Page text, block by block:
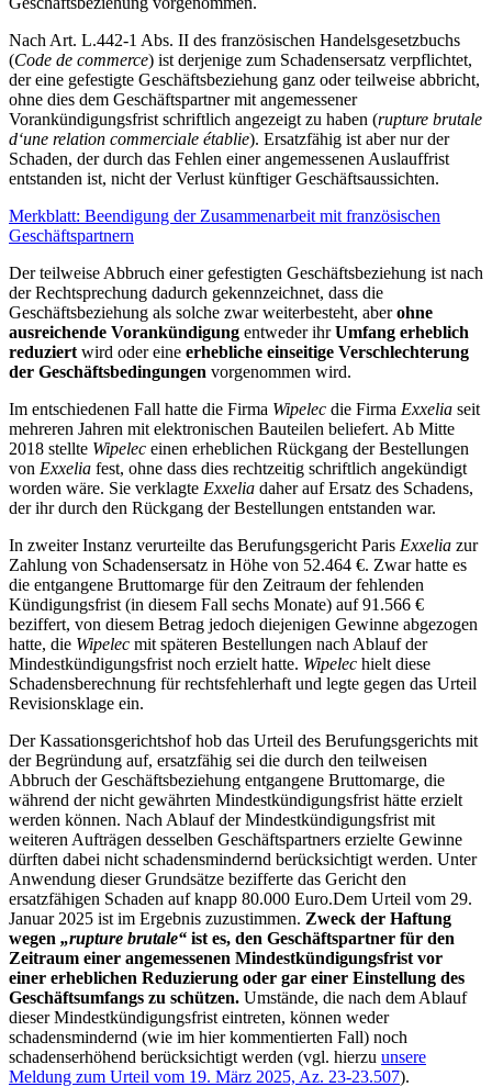
Nach Art. L.442-1 Abs. II des französischen Handelsgesetzbuchs
(Code de commerce) ist derjenige zum Schadensersatz verpflichtet,
der eine gefestigte Geschäftsbeziehung ganz oder teilweise abbricht,
ohne dies dem Geschäftspartner mit angemessener
Vorankündigungsfrist schriftlich angezeigt zu haben (rupture brutale
d‘une relation commerciale établie). Ersatzfähig ist aber nur der
Schaden, der durch das Fehlen einer angemessenen Auslauffrist
entstanden ist, nicht der Verlust künftiger Geschäftsaussichten.
Merkblatt: Beendigung der Zusammenarbeit mit französischen
Geschäftspartnern
Derteilweise Abbruch einer gefestigten Geschäftsbeziehung ist nach
der Rechtsprechung dadurch gekennzeichnet, dass die
Geschäftsbeziehung als solche zwar weiterbesteht, aberohne
ausreichende Vorankündigung entweder ihrUmfang erheblich
reduziert wird oder eine erhebliche einseitige Verschlechterung
der Geschäftsbedingungen vorgenommen wird.
Im entschiedenen Fall hatte die Firma Wipelec die Firma Exxelia seit
mehreren Jahren mit elektronischen Bauteilen beliefert. Ab Mitte
2018 stellte Wipelec einen erheblichen Rückgang der Bestellungen
von Exxelia fest, ohne dass dies rechtzeitig schriftlich angekündigt
worden wäre. Sie verklagte Exxelia daher auf Ersatz des Schadens,
der ihr durch den Rückgang der Bestellungen entstanden war.
In zweiter Instanz verurteilte das Berufungsgericht Paris Exxelia zur
Zahlung von Schadensersatz in Höhe von 52.464 €. Zwar hatte es
die entgangene Bruttomarge für den Zeitraum der fehlenden
Kündigungsfrist (in diesem Fall sechs Monate) auf 91.566 €
beziffert, von diesem Betrag jedoch diejenigen Gewinne abgezogen
hatte, die Wipelec mit späteren Bestellungen nach Ablauf der
Mindestkündigungsfrist noch erzielt hatte. Wipelec hielt diese
Schadensberechnung für rechtsfehlerhaft und legte gegen das Urteil
Revisionsklage ein.
Der Kassationsgerichtshof hob das Urteil des Berufungsgerichts mit
der Begründung auf, ersatzfähig sei die durch den teilweisen
Abbruch der Geschäftsbeziehung entgangene Bruttomarge, die
während der nicht gewährten Mindestkündigungsfrist hätte erzielt
werden können. Nach Ablauf der Mindestkündigungsfrist mit
weiteren Aufträgen desselben Geschäftspartners erzielte Gewinne
dürften dabei nicht schadensmindernd berücksichtigt werden. Unter
Anwendung dieser Grundsätze bezifferte das Gericht den
ersatzfähigen Schaden auf knapp 80.000 Euro.Dem Urteil vom 29.
Januar 2025 ist im Ergebnis zuzustimmen. Zweck der Haftung
wegen „rupture brutale“ ist es, den Geschäftspartner für den
Zeitraum einer angemessenen Mindestkündigungsfrist vor
einer erheblichen Reduzierung oder gar einer Einstellung des
Geschäftsumfangs zu schützen. Umstände, die nach dem Ablauf
dieser Mindestkündigungsfrist eintreten, können weder
schadensmindernd (wie im hier kommentierten Fall) noch
schadenserhöhend berücksichtigt werden (vgl. hierzu unsere
Meldung zum Urteil vom 19. März 2025, Az. 23-23.507).